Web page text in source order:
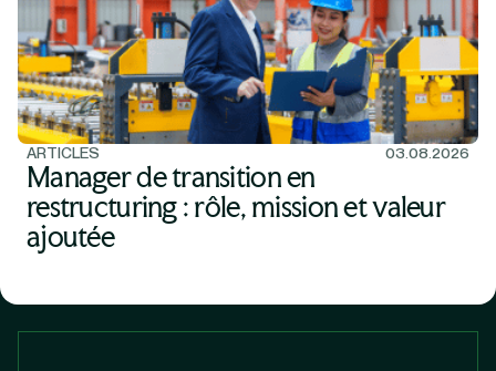
ARTICLES 03.08.2026
Manager de transition en
restructuring : rôle, mission et valeur
ajoutée